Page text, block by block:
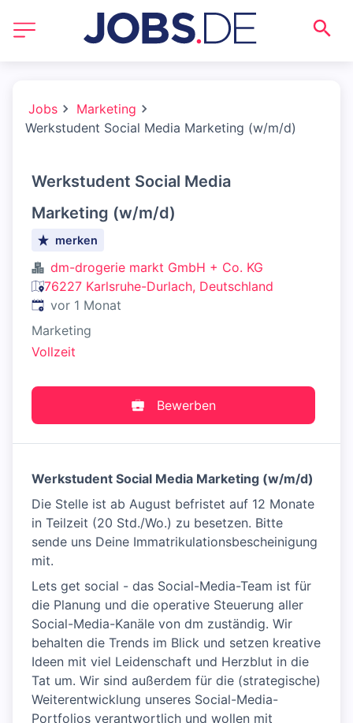
Jobs
Marketing
Werkstudent Social Media Marketing (w/m/d)
Werkstudent Social Media
Marketing (w/m/d)
merken
dm-drogerie markt GmbH + Co. KG
76227 Karlsruhe-Durlach, Deutschland
Veröffentlicht:
vor 1 Monat
Marketing
Vollzeit
Bewerben
Werkstudent Social Media Marketing (w/m/d)
Die Stelle ist ab August befristet auf 12 Monate
in Teilzeit (20 Std./Wo.) zu besetzen. Bitte
sende uns Deine Immatrikulationsbescheinigung
mit.
Lets get social - das Social-Media-Team ist für
die Planung und die operative Steuerung aller
Social-Media-Kanäle von dm zuständig. Wir
behalten die Trends im Blick und setzen kreative
Ideen mit viel Leidenschaft und Herzblut in die
Tat um. Wir sind außerdem für die (strategische)
Weiterentwicklung unseres Social-Media-
Portfolios verantwortlich und wollen mit